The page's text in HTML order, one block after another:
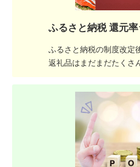
ふるさと納税 還元
ふるさと納税の制度改定
返礼品はまだまだたくさ